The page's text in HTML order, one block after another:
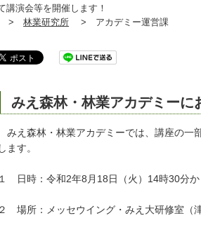
演会等を開催します！
> 林業研究所 > アカデミー運営課
みえ森林・林業アカデミーに
みえ森林・林業アカデミーでは、講座の一
します。
１ 日時：令和2年8月18日（火）14時30分か
２ 場所：メッセウイング・みえ大研修室（